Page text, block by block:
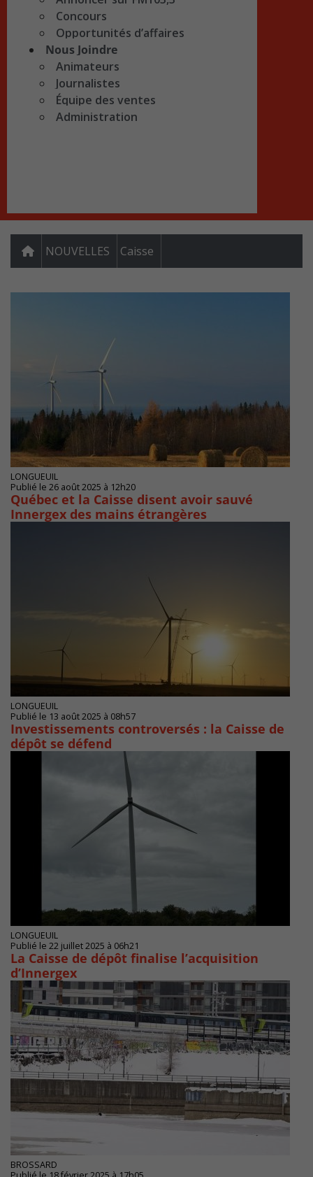
Concours
Opportunités d’affaires
Nous Joindre
Animateurs
Journalistes
Équipe des ventes
Administration
NOUVELLES Caisse
LONGUEUIL
Publié le 26 août 2025 à 12h20
Québec et la Caisse disent avoir sauvé
Innergex des mains étrangères
LONGUEUIL
Publié le 13 août 2025 à 08h57
Investissements controversés : la Caisse de
dépôt se défend
LONGUEUIL
Publié le 22 juillet 2025 à 06h21
La Caisse de dépôt finalise l’acquisition
d’Innergex
BROSSARD